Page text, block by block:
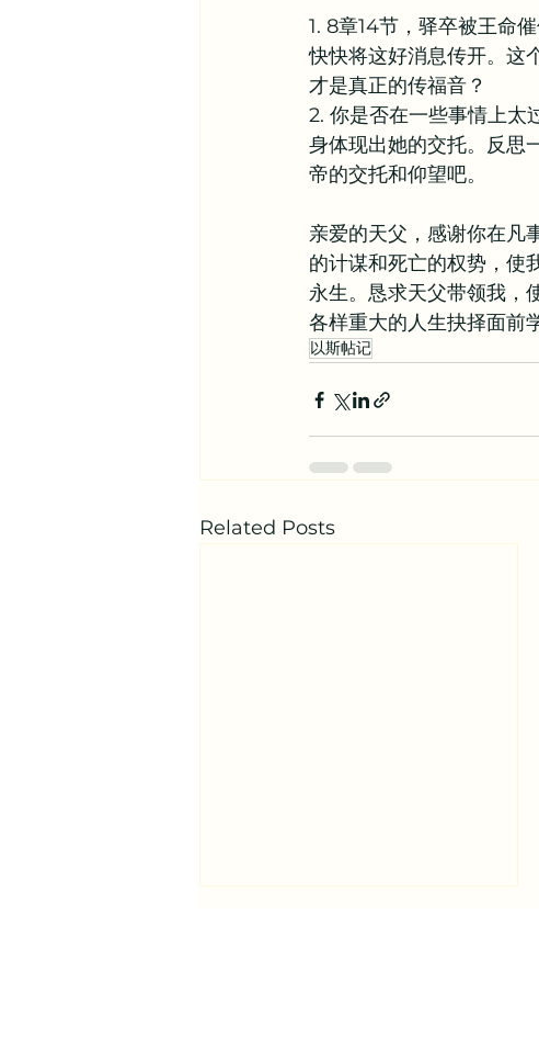
1. 8章14节，驿卒被王命
快快将这好消息传开。这
才是真正的传福音？
2. 你是否在一些事情上太
身体现出她的交托。反思
帝的交托和仰望吧。
亲爱的天父，感谢你在凡
的计谋和死亡的权势，使
永生。恳求天父带领我，
各样重大的人生抉择面前
以斯帖记
Related Posts